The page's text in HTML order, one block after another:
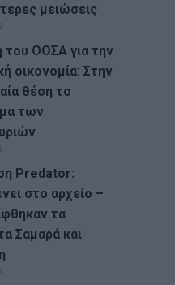
μειώσεις
του ΟΟΣΑ για την
οικονομία: Στην
θέση το
των
Predator:
στο αρχείο –
τα
Σαμαρά και